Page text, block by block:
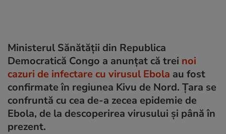
Ministerul Sănătății din Republica
Democratică Congo a anunțat că trei noi
cazuri de infectare cu virusul Ebola au fost
confirmate în regiunea Kivu de Nord. Țara se
confruntă cu cea de-a zecea epidemie de
Ebola, de la descoperirea virusului și până în
prezent.